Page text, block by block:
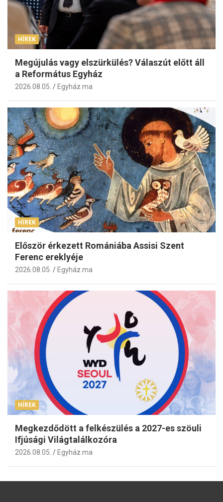
HÍREK
Megújulás vagy elszürkülés? Válaszút előtt áll
a Református Egyház
2026.08.05. Egyház.ma
HÍREK
Először érkezett Romániába Assisi Szent
Ferenc ereklyéje
2026.08.05. Egyház.ma
HÍREK
Megkezdődött a felkészülés a 2027-es szöuli
Ifjúsági Világtalálkozóra
2026.08.05. Egyház.ma